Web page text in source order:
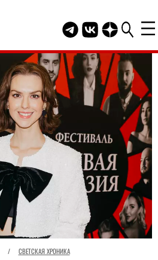
Telegram канал
Группа HELLO
Канал
/ СВЕТСКАЯ ХРОНИКА